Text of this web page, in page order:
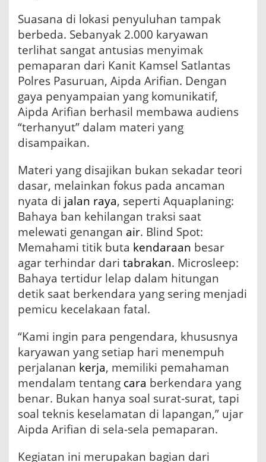
a
u
r
u
n
G
e
l
a
f
e
t
y
R
i
d
i
n
g
i
P
M
g
a
M
a
r
i
n
P
i
Suasana di lokasi penyuluhan tampak
berbeda. Sebanyak 2.000 karyawan
terlihat sangat antusias menyimak
pemaparan dari Kanit Kamsel Satlantas
Polres Pasuruan, Aipda Arifian. Dengan
gaya penyampaian yang komunikatif,
Aipda Arifian berhasil membawa audiens
“terhanyut” dalam materi yang
disampaikan.
Materi yang disajikan bukan sekadar teori
dasar, melainkan fokus pada ancaman
nyata di jalan raya, seperti Aquaplaning:
Bahaya ban kehilangan traksi saat
melewati genangan air. Blind Spot:
Memahami titik buta kendaraan besar
agar terhindar dari tabrakan. Microsleep:
Bahaya tertidur lelap dalam hitungan
detik saat berkendara yang sering menjadi
pemicu kecelakaan fatal.
“Kami ingin para pengendara, khususnya
karyawan yang setiap hari menempuh
perjalanan kerja, memiliki pemahaman
mendalam tentang cara berkendara yang
benar. Bukan hanya soal surat-surat, tapi
soal teknis keselamatan di lapangan,” ujar
Aipda Arifian di sela-sela pemaparan.
Kegiatan ini merupakan bagian dari